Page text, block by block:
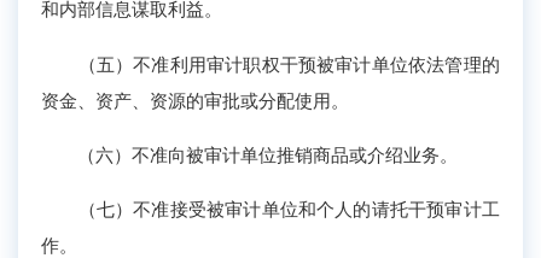
和内部信息谋取利益。
（五）不准利用审计职权干预被审计单位依法管理的
资金、资产、资源的审批或分配使用。
（六）不准向被审计单位推销商品或介绍业务。
（七）不准接受被审计单位和个人的请托干预审计工
作。